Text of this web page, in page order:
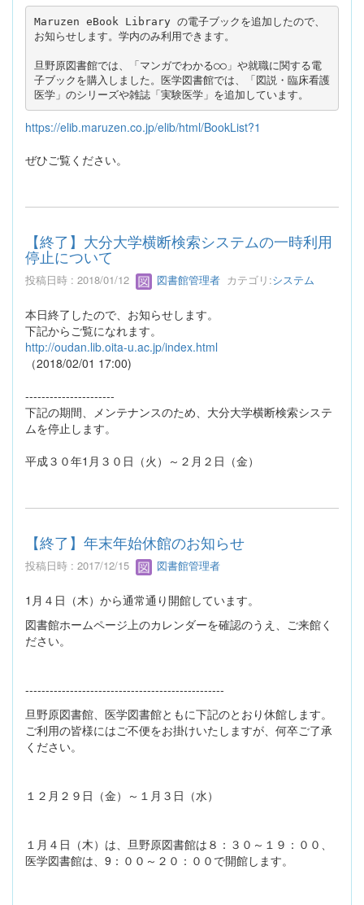
Maruzen eBook Library の電子ブックを追加したので、
お知らせします。学内のみ利用できます。
旦野原図書館では、「マンガでわかる○○」や就職に関する電
子ブックを購入しました。医学図書館では、「図説・臨床看護
医学」のシリーズや雑誌「実験医学」を追加しています。
https://elib.maruzen.co.jp/elib/html/BookList?1
ぜひご覧ください。
【終了】大分大学横断検索システムの一時利用
停止について
投稿日時 : 2018/01/12 図書館管理者 カテゴリ:システム
本日終了したので、お知らせします。
下記からご覧になれます。
http://oudan.lib.oita-u.ac.jp/index.html
（2018/02/01 17:00)
----------------------
下記の期間、メンテナンスのため、大分大学横断検索システ
ムを停止します。
平成３０年1月３０日（火）～２月２日（金）
【終了】年末年始休館のお知らせ
投稿日時 : 2017/12/15 図書館管理者
1月４日（木）から通常通り開館しています。
図書館ホームページ上のカレンダーを確認のうえ、ご来館く
ださい。
-------------------------------------------------
旦野原図書館、医学図書館ともに下記のとおり休館します。
ご利用の皆様にはご不便をお掛けいたしますが、何卒ご了承
ください。
１２月２９日（金）～１月３日（水）
１月４日（木）は、旦野原図書館は８：３０～１９：００、
医学図書館は、9：００～２０：００で開館します。